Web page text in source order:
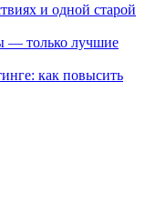
и одной старой
— только лучшие
как повысить